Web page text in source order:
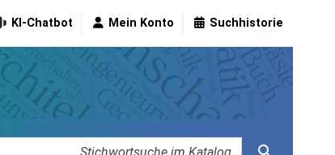
KI-Chatbot Mein Konto Suchhistorie